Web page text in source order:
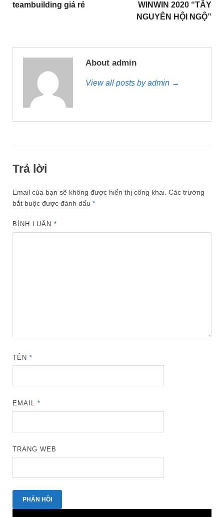
teambuilding giá rẻ
WINWIN 2020 “TÂY
NGUYÊN HỘI NGỘ”
About admin
View all posts by admin →
Trả lời
Email của bạn sẽ không được hiển thị công khai. Các trường
bắt buộc được đánh dấu *
BÌNH LUẬN*
TÊN*
EMAIL*
TRANG WEB